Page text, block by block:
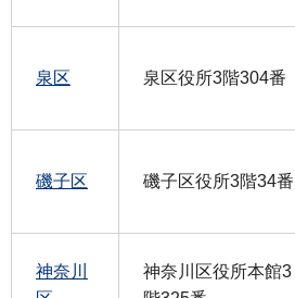
泉区 泉区役所3階304番
磯子区 磯子区役所3階34番
神奈川
神奈川区役所本館3